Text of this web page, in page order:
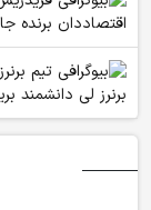
اقتصاددان برنده
برنرز لی دانشمند